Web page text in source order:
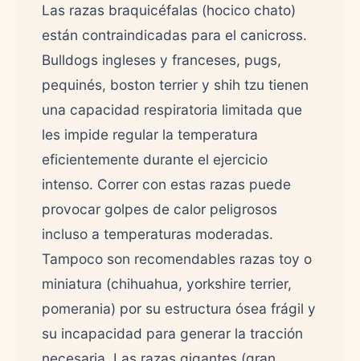
Las razas braquicéfalas (hocico chato)
están contraindicadas para el canicross.
Bulldogs ingleses y franceses, pugs,
pequinés, boston terrier y shih tzu tienen
una capacidad respiratoria limitada que
les impide regular la temperatura
eficientemente durante el ejercicio
intenso. Correr con estas razas puede
provocar golpes de calor peligrosos
incluso a temperaturas moderadas.
Tampoco son recomendables razas toy o
miniatura (chihuahua, yorkshire terrier,
pomerania) por su estructura ósea frágil y
su incapacidad para generar la tracción